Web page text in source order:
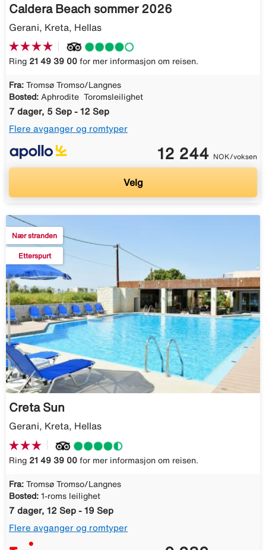
Caldera Beach sommer 2026
Gerani, Kreta, Hellas
Ring 21 49 39 00 for mer informasjon om reisen.
Fra: Tromsø Tromso/Langnes
Bosted: Aphrodite  Toromsleilighet
7 dager, 5 Sep - 12 Sep
Flere avganger og romtyper
12 244 NOK/voksen
Velg
Nær stranden
Etterspurt
Creta Sun
Gerani, Kreta, Hellas
Ring 21 49 39 00 for mer informasjon om reisen.
Fra: Tromsø Tromso/Langnes
Bosted: 1-roms leilighet
7 dager, 12 Sep - 19 Sep
Flere avganger og romtyper